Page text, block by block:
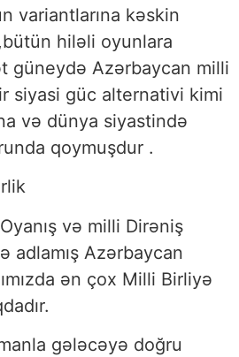
variantlarına kəskin
hiləli oyunlara
güneydə Azərbaycan milli
siyasi güc alternativi kimi
və dünya siyastində
qoymuşdur .
və milli Dirəniş
adlamış Azərbaycan
ən çox Milli Birliyə
gələcəyə doğru